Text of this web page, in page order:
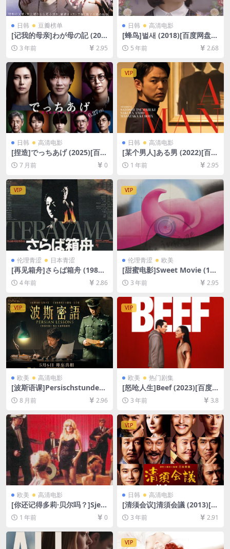
日韩 豆瓣榜单
[记我的母亲]わが母の記 (201
2)[百度网盘+夸克网盘1080P
超清未删减资源][网盘在线播
放/下载][MP4/7.6GB][中文字
幕]
3 年前 2.95
日韩 高清电影
[蜂鸟]벌새 (2018)[百度网盘
+迅雷云盘资源1080P超清未
删减][MP4/8.7GB][韩语中字]
5 年前 2.68
日韩 高清电影
[捏造]でっちあげ (2025)[百度
网盘+夸克网盘1080P超清未
删减资源][网盘在线播放/下
载][MP4/8.5GB][中文字幕]
7 月前 0
VIP
日韩 高清电影
[某个男人]ある男 (2022)[百度
网盘+夸克网盘1080P超清未
删减资源][网盘在线播放/下
载][MP4/8.4GB][中文字幕]
1 年前 2.95
VIP
伦理青涩 日本青涩
[再见箱舟]さらば箱舟 (1984)
[百度网盘+迅雷云盘资源1080
P超清未删减][MP4/7.8GB][日
语中字]【视频文件+防和谐压
缩包（含解压密码）】
4 年前 2.86
VIP
伦理青涩 欧美
[甜蜜电影]Sweet Movie (197
4)[百度网盘+夸克网盘资源10
80P超清未删减][MP4/5GB]
[中文字幕]
3 年前 2.95
VIP
欧美 高清电影
[波斯语课]Persischstunden
(2020)[百度网盘+夸克网盘10
80P超清未删减资源][网盘在
文字幕]
8 月前 2.96
VIP
欧美 热门剧集
[怒呛人生]Beef (2023)[百度
网盘+迅雷云盘资源1080P超
清未删减][MP4/20GB][中英
3 年前 3.8
欧美 高清电影
[你还记得多莉·贝尔吗？]Sjeć
aš li se Doli Bel? (1981)[百度
网盘+夸克网盘1080P超清未
删减资源][网盘在线播放/下
载][MP4/6.9GB][中文字幕]
1 年前 0
VIP
日韩 高清电影
[清须会议]清須会議 (2013)[百
度网盘+迅雷云盘资源1080P
超清未删减][MP4/8GB][日语
3 年前 2.91
VIP